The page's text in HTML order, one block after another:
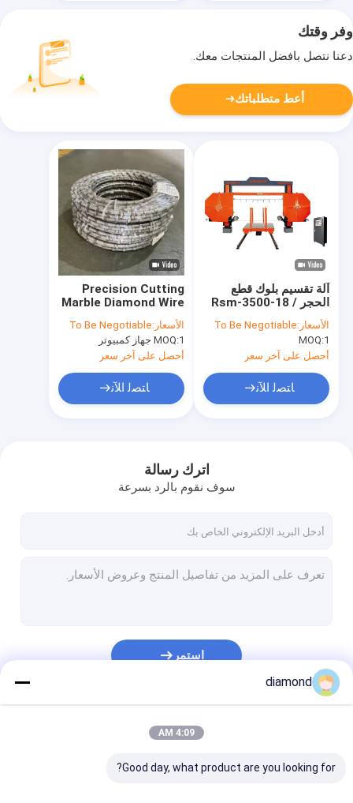
وفر وقتك
دعنا نتصل بأفضل المنتجات معك.
أعط متطلباتك
Precision Cutting
Marble Diamond Wire
Saw Rope with
Marble-Optimized
Diamond Segments
and Flexible Rope
Core
الأسعار:To Be Negotiable
MOQ:1 جهاز كمبيوتر
أحصل على آخر سعر
ﺎﺘﺼﻟ ﺍﻶﻧ
آلة تقسيم بلوك قطع
الحجر Rsm-3500-18 /
المحاجر
الأسعار:To Be Negotiable
MOQ:1
أحصل على آخر سعر
ﺎﺘﺼﻟ ﺍﻶﻧ
اترك رسالة
سوف نقوم بالرد بسرعة
استمر
diamond
4:09 AM
Good day, what product are you looking for?